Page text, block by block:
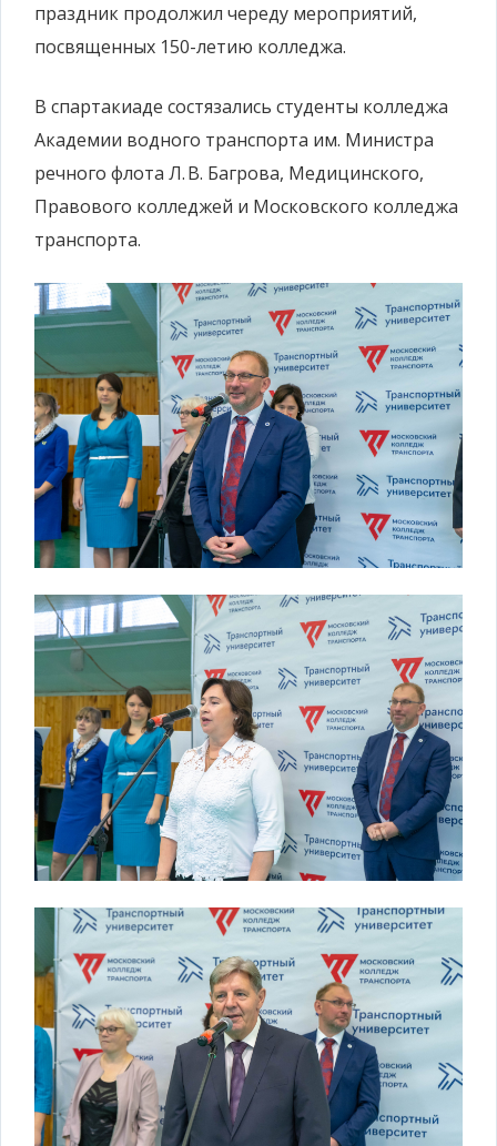
праздник продолжил череду мероприятий,
посвященных 150-летию колледжа.
В спартакиаде состязались студенты колледжа
Академии водного транспорта им. Министра
речного флота Л. В. Багрова, Медицинского,
Правового колледжей и Московского колледжа
транспорта.